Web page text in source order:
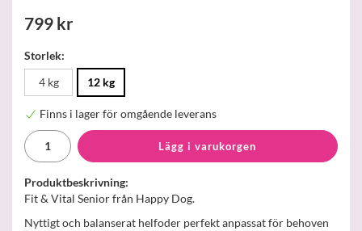
799 kr
Storlek:
4 kg
12 kg
Finns i lager för omgående leverans
Lägg i varukorgen
Produktbeskrivning:
Fit & Vital Senior från Happy Dog.
Nyttigt och balanserat helfoder perfekt anpassat för behoven